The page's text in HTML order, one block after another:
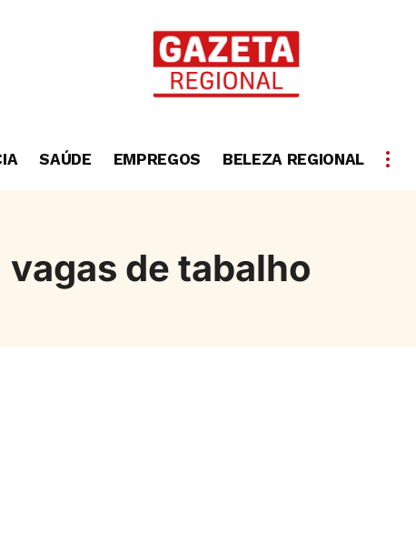
SAÚDE EMPREGOS BELEZA REGIONAL
vagas de tabalho